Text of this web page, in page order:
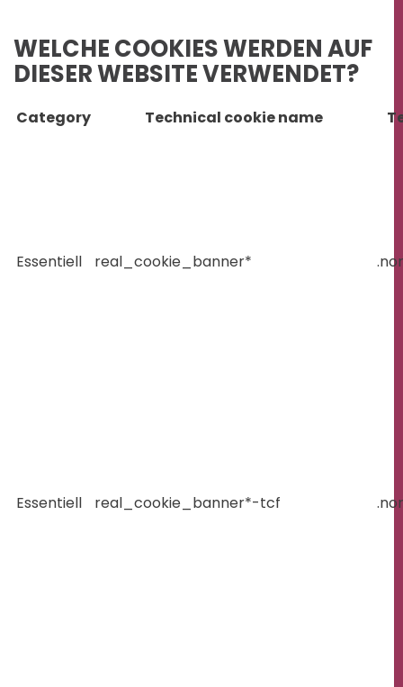
WELCHE COOKIES WERDEN AUF
DIESER WEBSITE VERWENDET?
Category Technical cookie name
Essentiell real_cookie_banner*
Essentiell real_cookie_banner*-tcf